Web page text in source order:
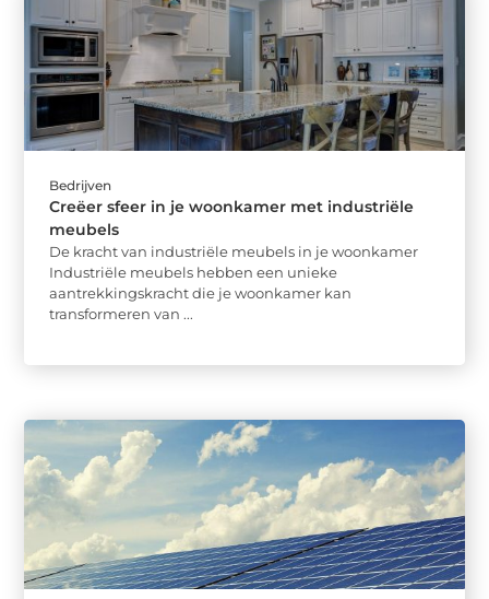
Bedrijven
Creëer sfeer in je woonkamer met industriële
meubels
De kracht van industriële meubels in je woonkamer
Industriële meubels hebben een unieke
aantrekkingskracht die je woonkamer kan
transformeren van ...